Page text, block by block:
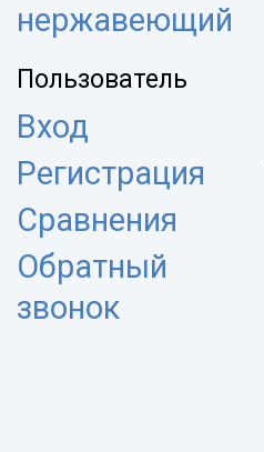
нержавеющий
Пользователь
Вход
Регистрация
Сравнения
Обратный
звонок